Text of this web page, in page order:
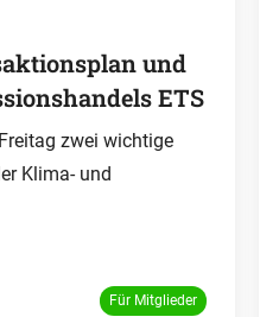
und
ETS
zwei wichtige
Klima- und
Für Mitglieder